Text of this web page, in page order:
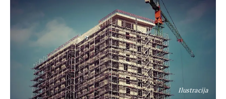
Ilustracija